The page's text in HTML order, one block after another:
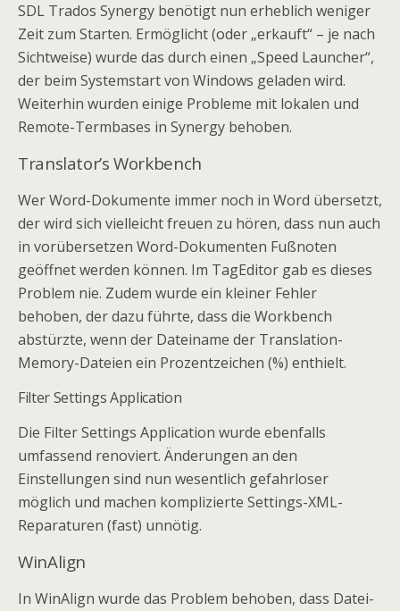
SDL Trados Synergy benötigt nun erheblich weniger
Zeit zum Starten. Ermöglicht (oder „erkauft“ – je nach
Sichtweise) wurde das durch einen „Speed Launcher“,
der beim Systemstart von Windows geladen wird.
Weiterhin wurden einige Probleme mit lokalen und
Remote-Termbases in Synergy behoben.
Translator’s Workbench
Wer Word-Dokumente immer noch in Word übersetzt,
der wird sich vielleicht freuen zu hören, dass nun auch
in vorübersetzen Word-Dokumenten Fußnoten
geöffnet werden können. Im TagEditor gab es dieses
Problem nie. Zudem wurde ein kleiner Fehler
behoben, der dazu führte, dass die Workbench
abstürzte, wenn der Dateiname der Translation-
Memory-Dateien ein Prozentzeichen (%) enthielt.
Filter Settings Application
Die Filter Settings Application wurde ebenfalls
umfassend renoviert. Änderungen an den
Einstellungen sind nun wesentlich gefahrloser
möglich und machen komplizierte Settings-XML-
Reparaturen (fast) unnötig.
WinAlign
In WinAlign wurde das Problem behoben, dass Datei-